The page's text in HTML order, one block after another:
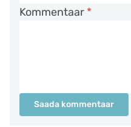
Kommentaar *
Saada kommentaar